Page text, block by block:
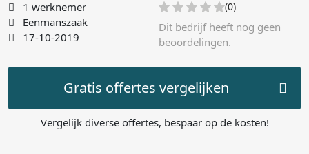
1 werknemer
Eenmanszaak
17-10-2019
(0)
Dit bedrijf heeft nog geen
beoordelingen.
Gratis offertes vergelijken
Vergelijk diverse offertes, bespaar op de kosten!